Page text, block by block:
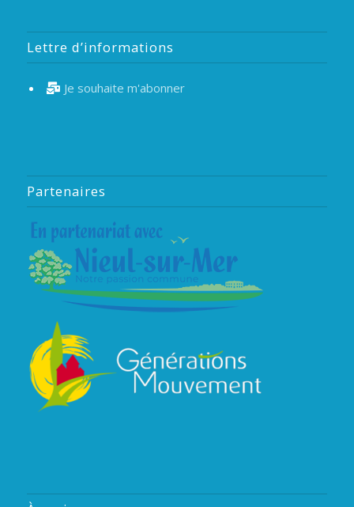
Lettre d’informations
Je souhaite m'abonner
Partenaires